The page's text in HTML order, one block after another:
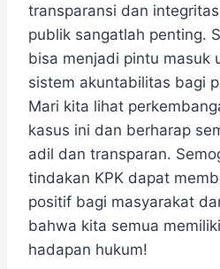
transparansi dan
publik sangatlah penting.
bisa menjadi pintu masuk
sistem akuntabilitas bagi
Mari kita lihat
kasus ini dan berharap
adil dan transparan.
tindakan KPK dapat
positif bagi masyarakat
bahwa kita semua
hadapan hukum!